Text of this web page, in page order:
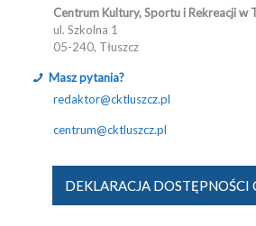
Centrum Kultury, Sportu i Rekreacji w
ul. Szkolna 1
05-240, Tłuszcz
Masz pytania?
redaktor@cktluszcz.pl
centrum@cktluszcz.pl
DEKLARACJA DOSTĘPNOŚCI